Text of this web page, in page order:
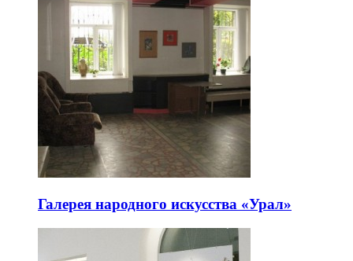
Галерея народного искусства «Урал»